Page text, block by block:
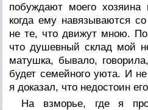
побуждают моего хозяина
когда ему навязываются
не те, что движут мною.
что душевный склад мой
матушка, бывало,
будет семейного уюта. И
я доказал, что недостоин
На взморье, где я